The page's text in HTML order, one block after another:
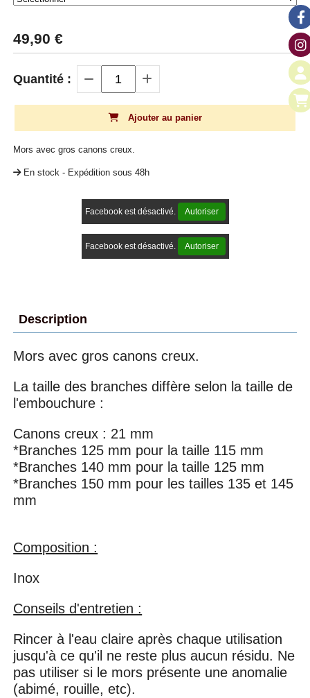
49,90 €
Quantité :
Ajouter au panier
Mors avec gros canons creux.
En stock - Expédition sous 48h
Facebook est désactivé. Autoriser
Facebook est désactivé. Autoriser
Description
Mors avec gros canons creux.
La taille des branches diffère selon la taille de
l'embouchure :
Canons creux : 21 mm
*Branches 125 mm pour la taille 115 mm
*Branches 140 mm pour la taille 125 mm
*Branches 150 mm pour les tailles 135 et 145
mm
Composition :
Inox
Conseils d'entretien :
Rincer à l'eau claire après chaque utilisation
jusqu'à ce qu'il ne reste plus aucun résidu. Ne
pas utiliser si le mors présente une anomalie
(abimé, rouille, etc).